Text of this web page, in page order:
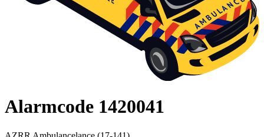
Alarmcode 1420041